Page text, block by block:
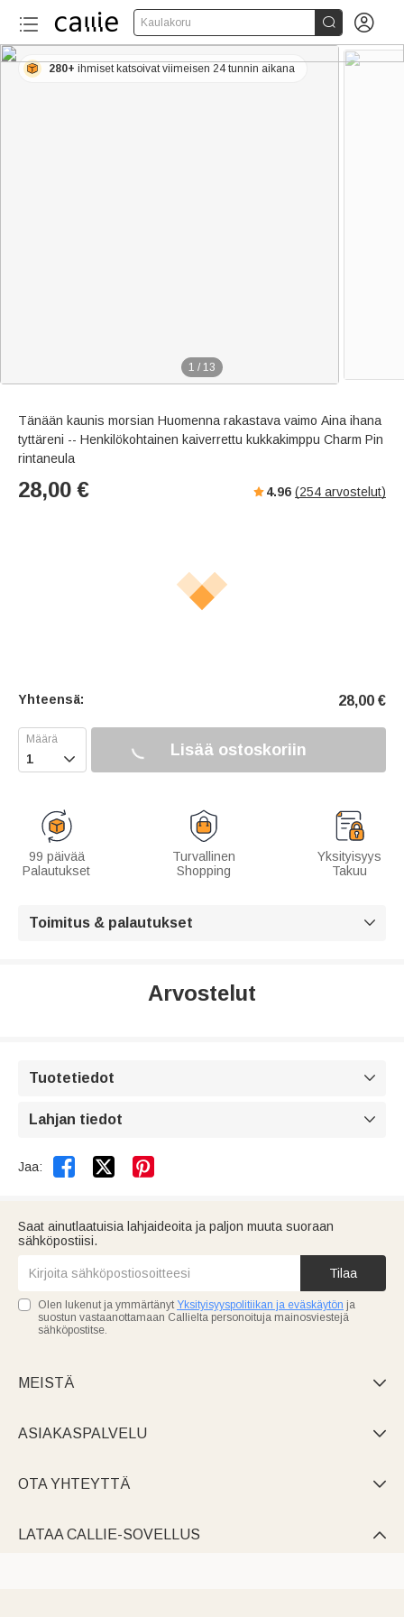
Kaulakoru  
1 / 13
280+ ihmiset katsoivat viimeisen 24 tunnin aikana
Tänään kaunis morsian Huomenna rakastava vaimo Aina ihana
tyttäreni -- Henkilökohtainen kaiverrettu kukkakimppu Charm Pin
rintaneula
28,00 € 4.96 (254 arvostelut)
Yhteensä: 28,00 €
 Lisää ostoskoriin
99 päivää
Palautukset
Turvallinen
Shopping
Yksityisyys
Takuu
Toimitus & palautukset 
Arvostelut
Tuotetiedot 
Lahjan tiedot 
Jaa:  
Saat ainutlaatuisia lahjaideoita ja paljon muuta suoraan
sähköpostiisi.
Tilaa
Olen lukenut ja ymmärtänyt Yksityisyyspolitiikan ja eväskäytön ja
suostun vastaanottamaan Callielta personoituja mainosviestejä
sähköpostitse.
MEISTÄ 
ASIAKASPALVELU 
OTA YHTEYTTÄ 
LATAA CALLIE-SOVELLUS 